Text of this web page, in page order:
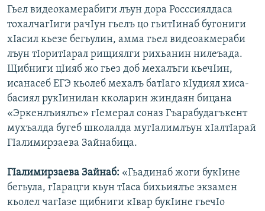
Гьел видеокамерабиги лъун дора Росссиялдаса
тохалчагIиги рачIун гьелъ цо гьитIинаб бугониги
хIасил кьезе бегьулин, амма гьел видеоакмераби
лъун тIоритIарал рищиялги рихьанин нилеъада.
Щибниги цIияб жо гьез доб мехалъги кьечIин,
исанасеб ЕГЭ кьолеб мехалъ батIаго кIудиял хиса-
басиял рукIинилан кколарин жиндаян бицана
«Эркенлъиялъе» гIемерал соназ Гъарабудагъкент
мухъалда бугеб школалда мугIалимлъун хIалтIарай
ГIалимирзаева Зайнабица.
ГIалимирзаева Зайнаб: «Гьадинаб жоги букIине
бегьула, гIарацги кьун тIаса бихьиялъе экзамен
кьолел чагIазе щибниги кIвар букIине гьечIо